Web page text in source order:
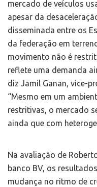
mercado de veículos
apesar da
disseminada entre os
da federação em
movimento não é
reflete uma demanda
diz Jamil Ganan, vice-
“Mesmo em um
restritivas, o mercado
ainda que com
Na avaliação de
banco BV, os
mudança no ritmo de